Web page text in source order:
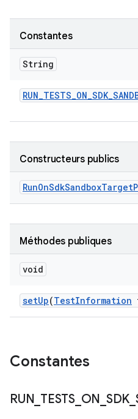
Constantes
String
RUN_TESTS_ON_SDK_
Constructeurs publics
RunOnSdkSandboxTarget
Méthodes publiques
void
setUp(TestInformation
Constantes
RUN TESTS_ ON SDK